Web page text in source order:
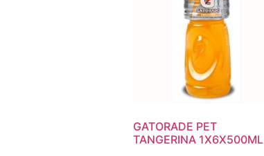
GATORADE PET
TANGERINA 1X6X500ML